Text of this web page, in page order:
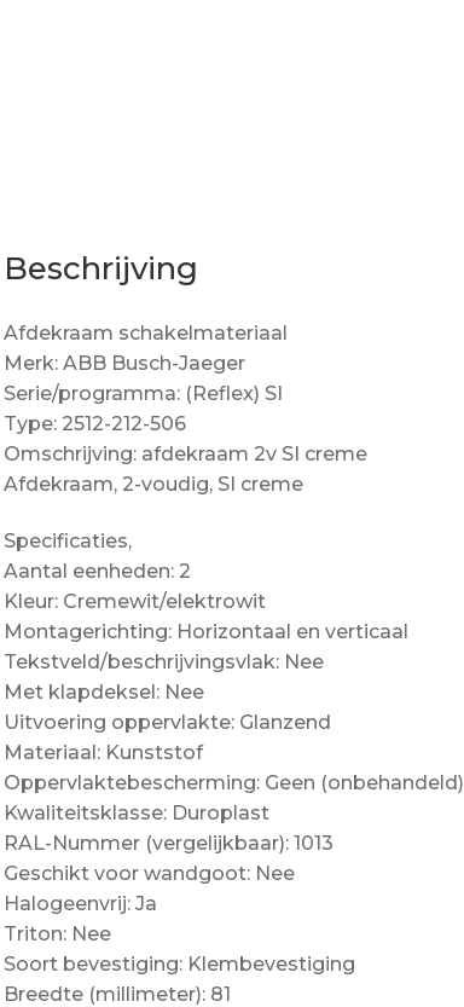
Beschrijving
Afdekraam schakelmateriaal
Merk: ABB Busch-Jaeger
Serie/programma: (Reflex) SI
Type: 2512-212-506
Omschrijving: afdekraam 2v SI creme
Afdekraam, 2-voudig, SI creme
Specificaties,
Aantal eenheden: 2
Kleur: Cremewit/elektrowit
Montagerichting: Horizontaal en verticaal
Tekstveld/beschrijvingsvlak: Nee
Met klapdeksel: Nee
Uitvoering oppervlakte: Glanzend
Materiaal: Kunststof
Oppervlaktebescherming: Geen (onbehandeld)
Kwaliteitsklasse: Duroplast
RAL-Nummer (vergelijkbaar): 1013
Geschikt voor wandgoot: Nee
Halogeenvrij: Ja
Triton: Nee
Soort bevestiging: Klembevestiging
Breedte (millimeter): 81